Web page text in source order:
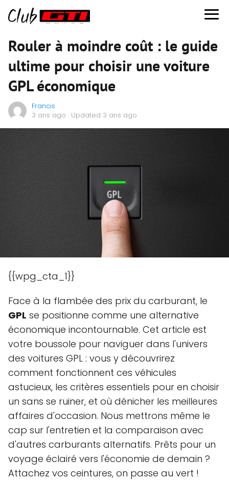
Rouler à moindre coût : le guide
ultime pour choisir une voiture
GPL économique
Francis
3 ans ago · Updated 3 ans ago
{{wpg_cta_1}}
Face à la flambée des prix du carburant, le
GPL se positionne comme une alternative
économique incontournable. Cet article est
votre boussole pour naviguer dans l'univers
des voitures GPL : vous y découvrirez
comment fonctionnent ces véhicules
astucieux, les critères essentiels pour en choisir
un sans se ruiner, et où dénicher les meilleures
affaires d'occasion. Nous mettrons même le
cap sur l'entretien et la comparaison avec
d'autres carburants alternatifs. Prêts pour un
voyage éclairé vers l'économie de demain ?
Attachez vos ceintures, on passe au vert !